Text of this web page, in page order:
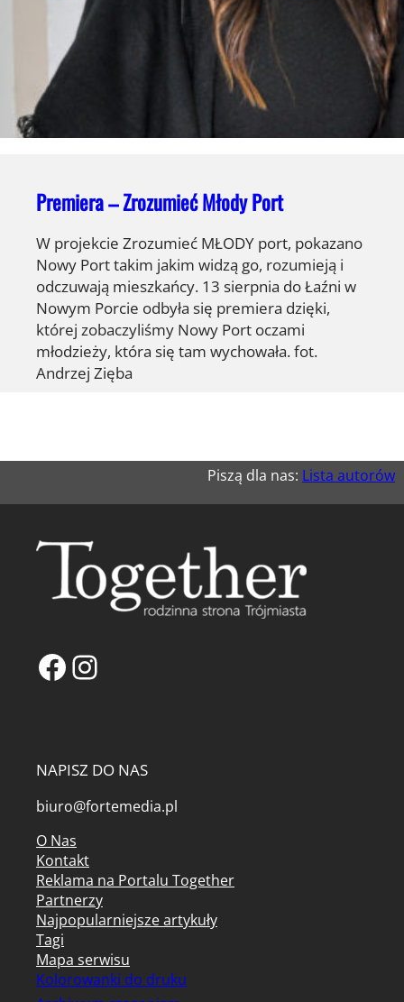
Premiera – Zrozumieć Młody Port
W projekcie Zrozumieć MŁODY port, pokazano
Nowy Port takim jakim widzą go, rozumieją i
odczuwają mieszkańcy. 13 sierpnia do Łaźni w
Nowym Porcie odbyła się premiera dzięki,
której zobaczyliśmy Nowy Port oczami
młodzieży, która się tam wychowała. fot.
Andrzej Zięba
Piszą dla nas: Lista autorów
Facebook
Instagram
NAPISZ DO NAS
biuro@fortemedia.pl
O Nas
Kontakt
Reklama na Portalu Together
Partnerzy
Najpopularniejsze artykuły
Tagi
Mapa serwisu
Kolorowanki do druku